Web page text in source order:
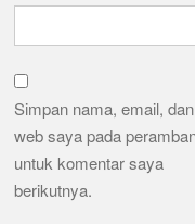
Simpan nama, email,
web saya pada
untuk komentar saya
berikutnya.